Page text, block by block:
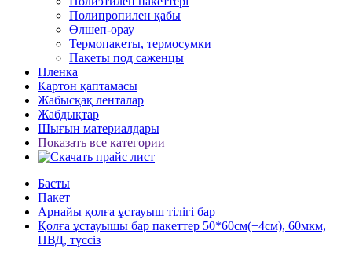
Полипропилен қабы
Өлшеп-орау
Термопакеты, термосумки
Пакеты под саженцы
Пленка
Картон қаптамасы
Жабысқақ ленталар
Жабдықтар
Шығын материалдары
Показать все категории
Басты
Пакет
Арнайы қолға ұстауыш тілігі бар
Қолға ұстауышы бар пакеттер 50*60см(+4см), 60мкм,
ПВД, түссіз